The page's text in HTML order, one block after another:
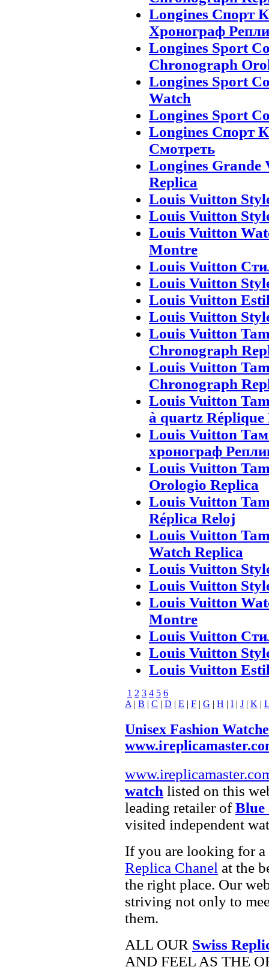
Longines Спорт
Хронограф
Longines Sport
Chronograph
Longines Sport
Watch
Longines Sport
Longines Спорт
Смотреть
Longines Grande
Replica
Louis Vuitton
Louis Vuitton
Louis Vuitton
Montre
Louis Vuitton
Louis Vuitton
Louis Vuitton
Louis Vuitton
Louis Vuitton
Chronograph
Louis Vuitton
Chronograph
Louis Vuitton
à quartz
Louis Vuitton
хронограф
Louis Vuitton
Orologio Replica
Louis Vuitton
Réplica Reloj
Louis Vuitton
Watch Replica
Louis Vuitton
Louis Vuitton
Louis Vuitton
Montre
Louis Vuitton
Louis Vuitton
Louis Vuitton
1 2 3 4 5 6
A | B | C | D | E | F | G | H | I | J | K | L
Unisex Fashion
watch listed on this
leading retailer ofBlue
visited independent
If you are looking for a
Replica Chanel at the
the right place. Our
striving not only to
them.
ALL OUR Swiss
AND FEEL AS THE